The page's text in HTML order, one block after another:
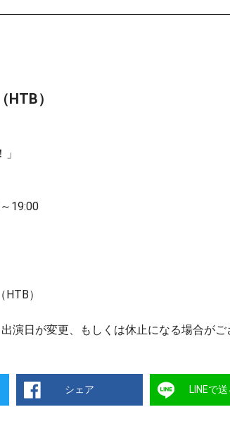
HTB）
19:00
）
演日が変更、もしくは休止になる場合が
シェア LINEで送